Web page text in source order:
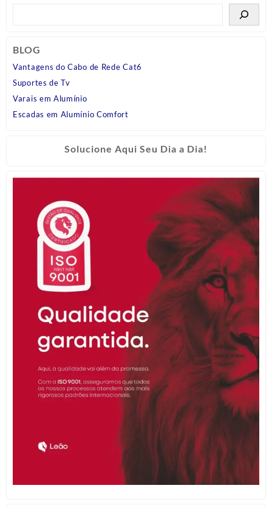
BLOG
Vantagens do Cabo de Rede Cat6
Suportes de Tv
Varais em Alumínio
Escadas em Alumínio Comfort
Solucione Aqui Seu Dia a Dia!